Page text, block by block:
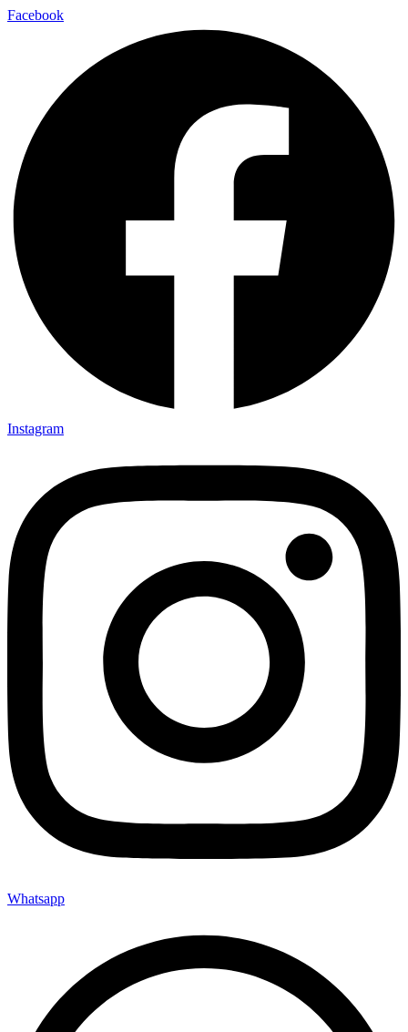
Facebook
Instagram
Whatsapp